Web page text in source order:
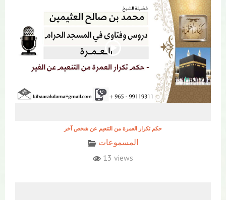
حكم تكرار العمرة من التنعيم عن شخص آخر
المسموعات
13 views